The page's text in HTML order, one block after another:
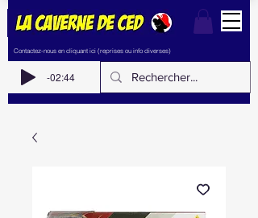
Contactez-nous en cliquant ici (reprises ou info diverses)
-02:44